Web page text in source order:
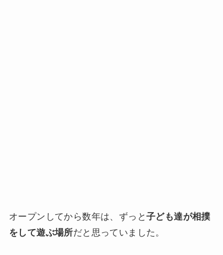
オープンしてから数年は、ずっと 子ども達が相撲
をして遊ぶ場所だと思っていました。